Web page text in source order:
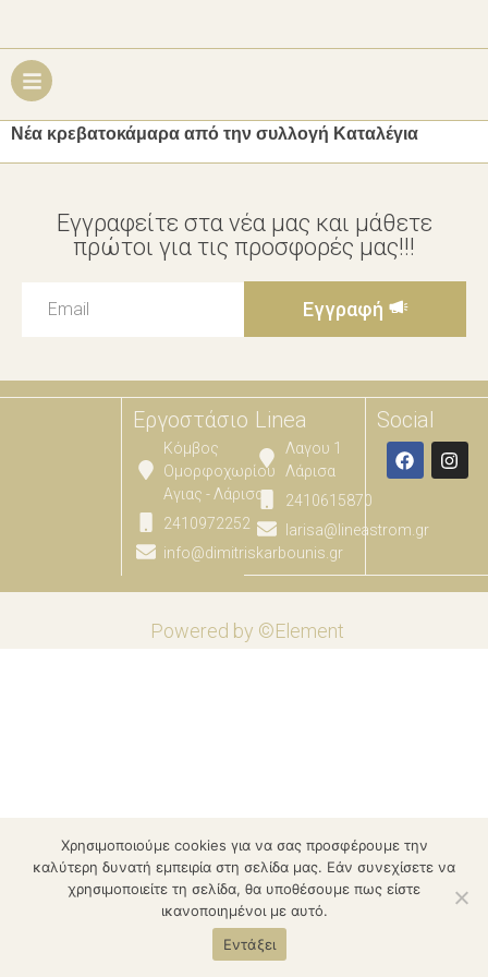
Νέα κρεβατοκάμαρα από την συλλογή Καταλέγια
Εγγραφείτε στα νέα μας και μάθετε
πρώτοι για τις προσφορές μας!!!
Εγγραφή
Εργοστάσιο
Κόμβος
Ομορφοχωρίου
Αγιας - Λάρισας
2410972252
info@dimitriskarbounis.gr
Linea
Λαγου 1
Λάρισα
2410615870
larisa@lineastrom.gr
Social
Powered by ©Element
Χρησιμοποιούμε cookies για να σας προσφέρουμε την
καλύτερη δυνατή εμπειρία στη σελίδα μας. Εάν συνεχίσετε να
χρησιμοποιείτε τη σελίδα, θα υποθέσουμε πως είστε
ικανοποιημένοι με αυτό.
Εντάξει